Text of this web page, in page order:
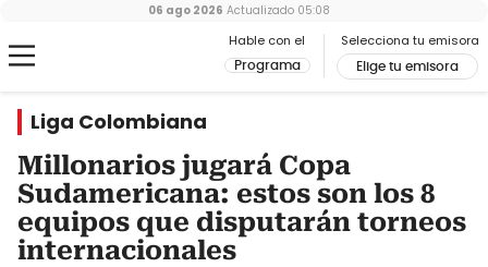
Hable con el
Programa
Selecciona tu emisora
Elige tu emisora
06 ago 2026 Actualizado 05:08
Liga Colombiana
Millonarios jugará Copa
Sudamericana: estos son los 8
equipos que disputarán torneos
internacionales